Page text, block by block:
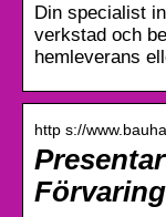
Din specialist
verkstad och
hemleverans
http s://